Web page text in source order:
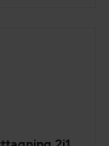
1 månad